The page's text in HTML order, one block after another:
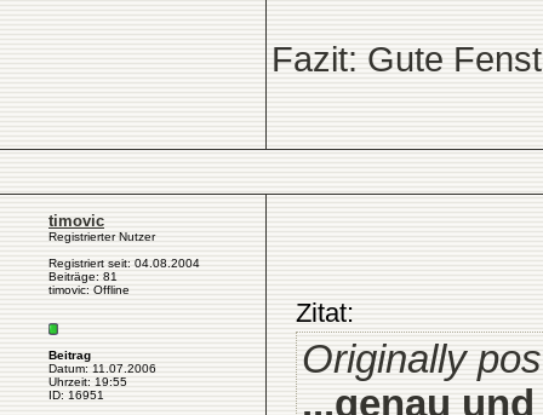
Fazit: Gute
timovic
Registrierter Nutzer
Registriert seit: 04.08.2004
Beiträge: 81
timovic: Offline
Beitrag
Datum: 11.07.2006
Uhrzeit: 19:55
ID: 16951
Zitat:
Originally
...genau